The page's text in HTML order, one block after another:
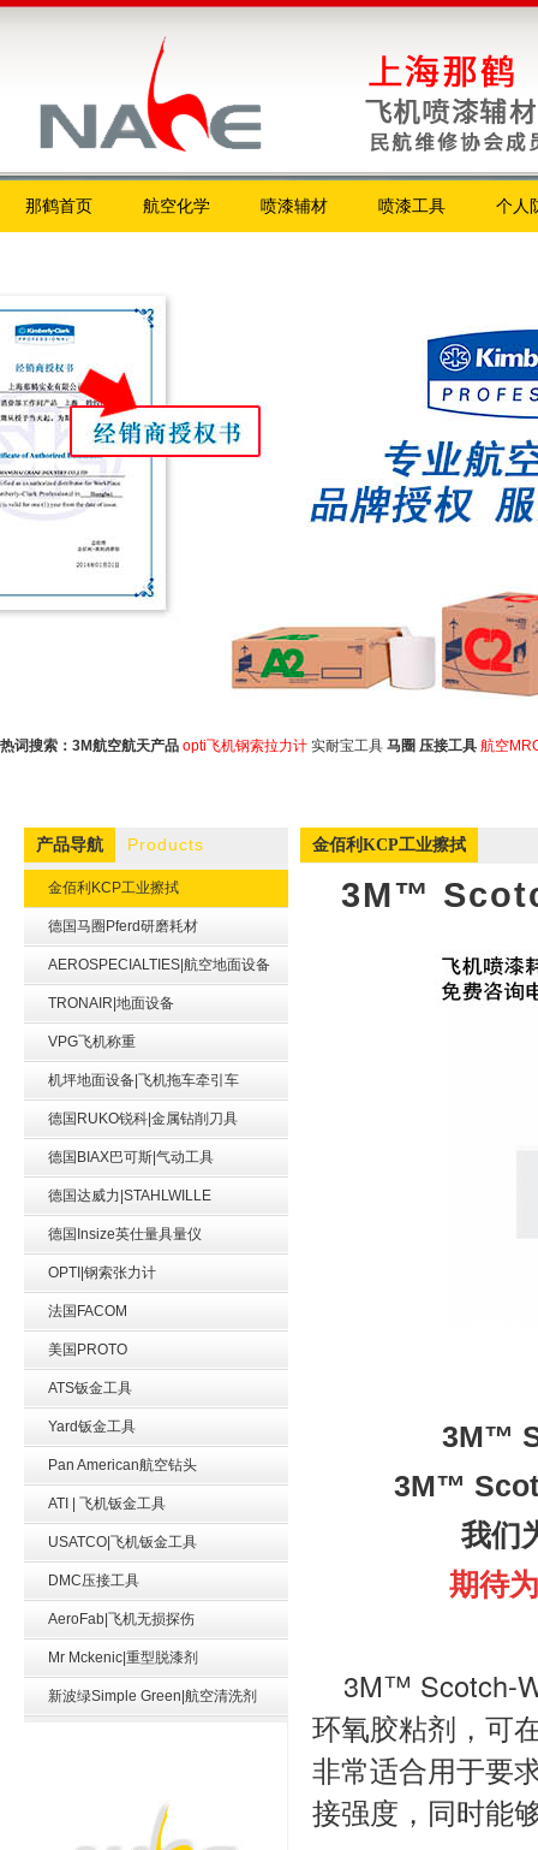
那鹤首页 航空化学 喷漆辅材 喷漆工具 个人
热词搜索： 3M航空航天产品 opti飞机钢索拉力计 实耐宝工具 马圈 压接工具 航空
产品导航 Products
金佰利KCP工业擦拭
德国马圈Pferd研磨耗材
AEROSPECIALTIES|航空地面设备
TRONAIR|地面设备
VPG飞机称重
机坪地面设备|飞机拖车牵引车
德国RUKO锐科|金属钻削刀具
德国BIAX巴可斯|气动工具
德国达威力|STAHLWILLE
德国Insize英仕量具量仪
OPTI|钢索张力计
法国FACOM
美国PROTO
ATS钣金工具
Yard钣金工具
Pan American航空钻头
ATI | 飞机钣金工具
USATCO|飞机钣金工具
DMC压接工具
AeroFab|飞机无损探伤
Mr Mckenic|重型脱漆剂
新波绿Simple Green|航空清洗剂
金佰利KCP工业擦拭
3M™
3M™
3M™
我们
期待
3M™ Scotch-
环氧胶粘剂，可
非常适合用于要
接强度，同时能